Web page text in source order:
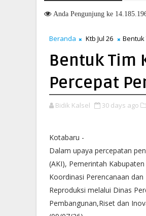
Penandatanganan Nota Kesepakatan
Anda Pengunjung ke
Beranda Ktb Jul 26 Bentuk
Bentuk Tim
Percepat
Bidik Kalsel 30 days ago
Kotabaru -
Dalam upaya percepatan
(AKI), Pemerintah
Koordinasi Perencanaan
Reproduksi melalui Dinas
Pembangunan,Riset dan